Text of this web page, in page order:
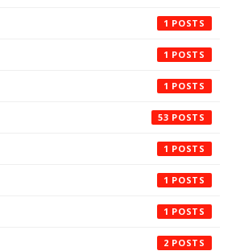
1
1
1
53
1
1
1
2